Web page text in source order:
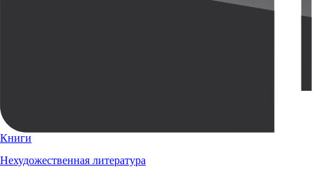
Книги
Нехудожественная литература